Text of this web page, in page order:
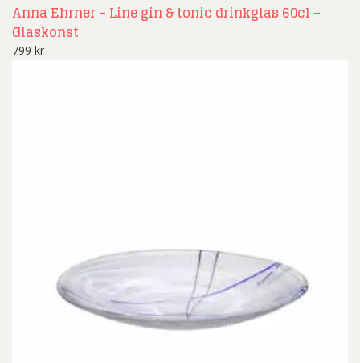
Anna Ehrner – Line gin & tonic drinkglas 60cl –
Glaskonst
799 kr